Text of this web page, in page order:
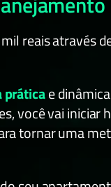
reais através
práticae
você vai iniciar
tornar uma